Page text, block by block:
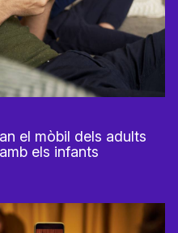
el mòbil dels adults
els infants